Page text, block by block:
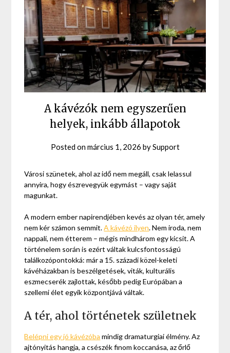
A kávézók nem egyszerűen
helyek, inkább állapotok
Posted onmárcius 1, 2026 bySupport
Városi szünetek, ahol az idő nem megáll, csak lelassul
annyira, hogy észrevegyük egymást – vagy saját
magunkat.
A modern ember napirendjében kevés az olyan tér, amely
nem kér számon semmit.A kávézó ilyen. Nem iroda, nem
nappali, nem étterem – mégis mindhárom egy kicsit. A
történelem során is ezért váltak kulcsfontosságú
találkozópontokká: már a 15. századi közel-keleti
kávéházakban is beszélgetések, viták, kulturális
eszmecserék zajlottak, később pedig Európában a
szellemi élet egyik központjává váltak.
A tér, ahol történetek születnek
Belépni egy jó kávézóba mindig dramaturgiai élmény. Az
ajtónyitás hangja, a csészék finom koccanása, az őrlő